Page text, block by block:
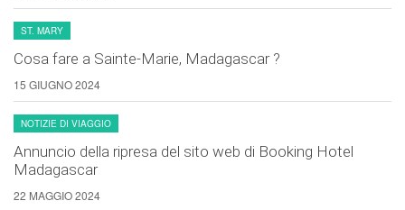
ST. MARY
Cosa fare a Sainte-Marie, Madagascar ?
15 GIUGNO 2024
NOTIZIE DI VIAGGIO
Annuncio della ripresa del sito web di Booking Hotel
Madagascar
22 MAGGIO 2024